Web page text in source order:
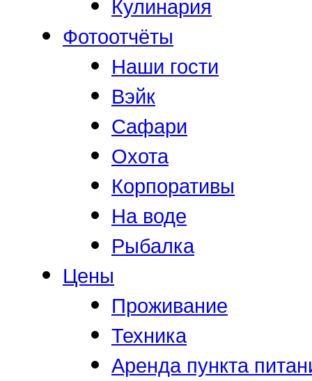
Фотоотчёты
Наши гости
Вэйк
Сафари
Охота
Корпоративы
На воде
Рыбалка
Цены
Проживание
Техника
Аренда пункта